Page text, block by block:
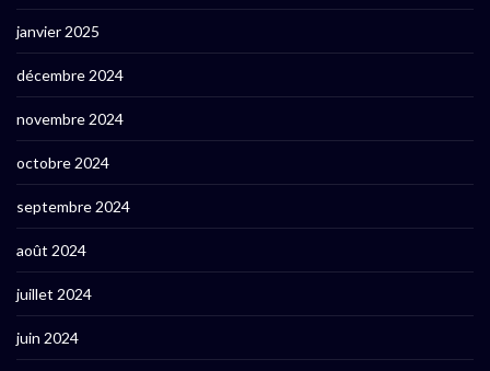
janvier 2025
décembre 2024
novembre 2024
octobre 2024
septembre 2024
août 2024
juillet 2024
juin 2024